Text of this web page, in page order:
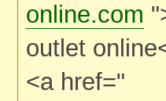
online.com
outlet
<a href="